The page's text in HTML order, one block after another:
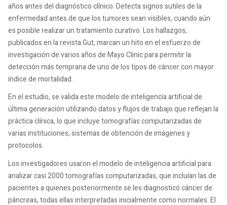
años antes del diagnóstico clínico. Detecta signos sutiles de la
enfermedad antes de que los tumores sean visibles, cuando aún
es posible realizar un tratamiento curativo. Los hallazgos,
publicados en la revista Gut, marcan un hito en el esfuerzo de
investigación de varios años de Mayo Clinic para permitir la
detección más temprana de uno de los tipos de cáncer con mayor
índice de mortalidad.
En el estudio, se valida este modelo de inteligencia artificial de
última generación utilizando datos y flujos de trabajo que reflejan la
práctica clínica, lo que incluye tomografías computarizadas de
varias instituciones, sistemas de obtención de imágenes y
protocolos.
Los investigadores usaron el modelo de inteligencia artificial para
analizar casi 2000 tomografías computarizadas, que incluían las de
pacientes a quienes posteriormente se les diagnosticó cáncer de
páncreas, todas ellas interpretadas inicialmente como normales. El